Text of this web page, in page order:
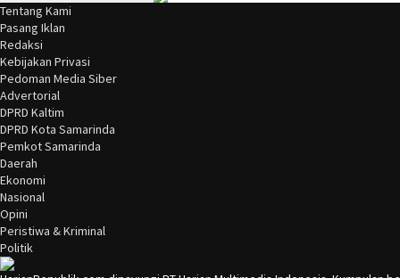
Tentang Kami
Pasang Iklan
Redaksi
Kebijakan Privasi
Pedoman Media Siber
Advertorial
DPRD Kaltim
DPRD Kota Samarinda
Pemkot Samarinda
Daerah
Ekonomi
Nasional
Opini
Peristiwa & Kriminal
Politik